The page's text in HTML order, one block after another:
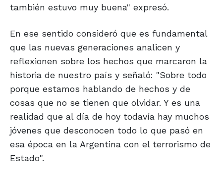
también estuvo muy buena" expresó.
En ese sentido consideró que es fundamental
que las nuevas generaciones analicen y
reflexionen sobre los hechos que marcaron la
historia de nuestro país y señaló: "Sobre todo
porque estamos hablando de hechos y de
cosas que no se tienen que olvidar. Y es una
realidad que al día de hoy todavía hay muchos
jóvenes que desconocen todo lo que pasó en
esa época en la Argentina con el terrorismo de
Estado".